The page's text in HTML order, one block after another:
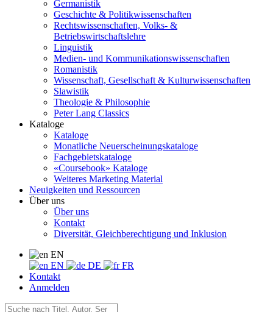
Germanistik
Geschichte & Politikwissenschaften
Rechtswissenschaften, Volks- &
Betriebswirtschaftslehre
Linguistik
Medien- und Kommunikationswissenschaften
Romanistik
Wissenschaft, Gesellschaft & Kulturwissenschaften
Slawistik
Theologie & Philosophie
Peter Lang Classics
Kataloge
Kataloge
Monatliche Neuerscheinungskataloge
Fachgebietskataloge
«Coursebook» Kataloge
Weiteres Marketing Material
Neuigkeiten und Ressourcen
Über uns
Über uns
Kontakt
Diversität, Gleichberechtigung und Inklusion
EN
EN
DE
FR
Kontakt
Anmelden